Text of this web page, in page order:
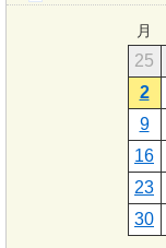
月
25
2
9
16
23
30